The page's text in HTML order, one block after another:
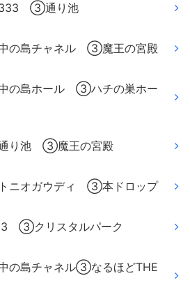
③通り池
島チャネル ③魔王の宮殿
島ホール ③ハチの巣ホー
り池 ③魔王の宮殿
オガウディ ③本ドロップ
クリスタルパーク
島チャネル③なるほどTHE